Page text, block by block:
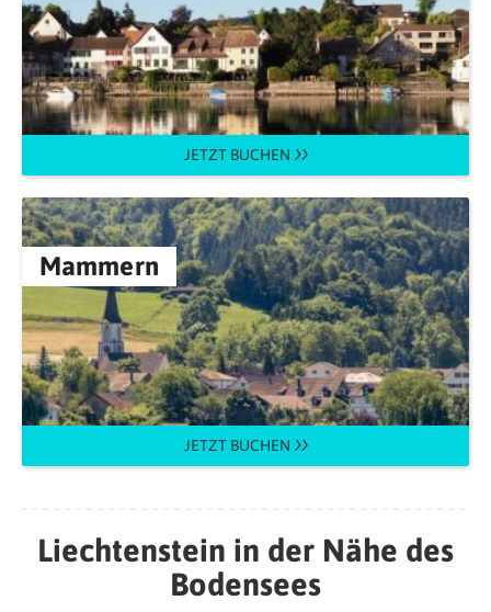
JETZT BUCHEN
Mammern
JETZT BUCHEN
Liechtenstein in der Nähe des
Bodensees